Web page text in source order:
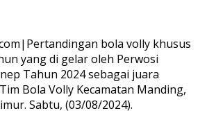
bola volly khusus
yang di gelar oleh Perwosi
Tahun 2024 sebagai juara
Bola Volly Kecamatan Manding,
Sabtu, (03/08/2024).